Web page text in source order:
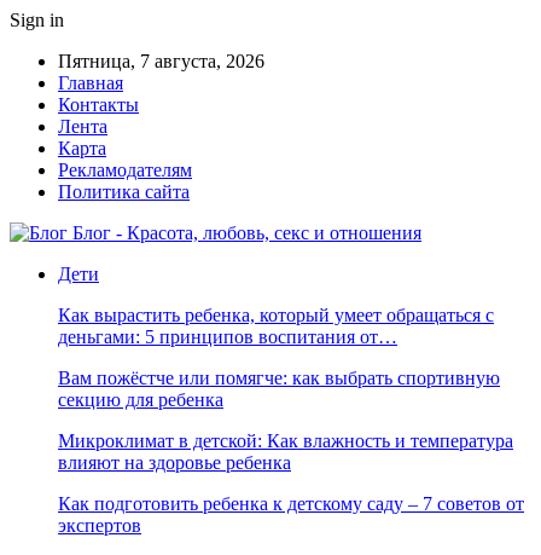
Sign in
Пятница, 7 августа, 2026
Главная
Контакты
Лента
Карта
Рекламодателям
Политика сайта
Блог - Красота, любовь, секс и отношения
Дети
Как вырастить ребенка, который умеет обращаться с
деньгами: 5 принципов воспитания от…
Вам пожёстче или помягче: как выбрать спортивную
секцию для ребенка
Микроклимат в детской: Как влажность и температура
влияют на здоровье ребенка
Как подготовить ребенка к детскому саду – 7 советов от
экспертов